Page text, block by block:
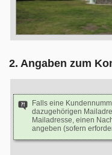
2. Angaben zum
Falls eine
dazugehörigen
Mailadresse, einen
angeben (sofern